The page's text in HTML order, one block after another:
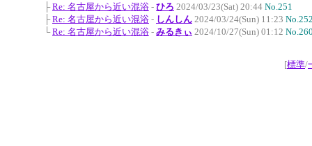
├Re: 名古屋から近い混浴 - ひろ 2024/03/23(Sat) 20:44 No.251
├Re: 名古屋から近い混浴 - しんしん 2024/03/24(Sun) 11:23
└Re: 名古屋から近い混浴 - みるきぃ 2024/10/27(Sun) 01:12
[標準/